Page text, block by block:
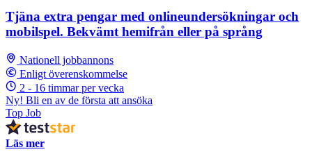
Tjäna extra pengar med onlineundersökningar och
mobilspel. Bekvämt hemifrån eller på språng
Nationell jobbannons
Enligt överenskommelse
2 - 16 timmar per vecka
Ny! Bli en av de första att ansöka
Top Job
Läs mer